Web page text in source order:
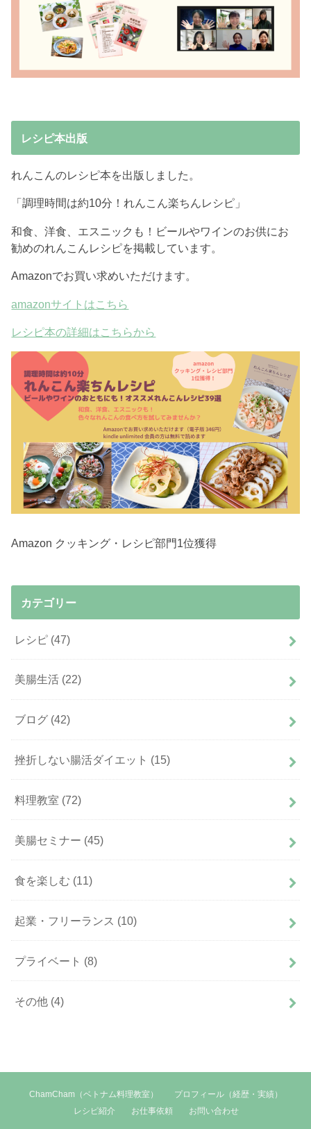
レシピ本出版
れんこんのレシピ本を出版しました。
「調理時間は約10分！れんこん楽ちんレシピ」
和食、洋食、エスニックも！ビールやワインのお供にお
勧めのれんこんレシピを掲載しています。
Amazonでお買い求めいただけます。
amazonサイトはこちら
レシピ本の詳細はこちらから
Amazon クッキング・レシピ部門1位獲得
カテゴリー
レシピ (47)
美腸生活 (22)
ブログ (42)
挫折しない腸活ダイエット (15)
料理教室 (72)
美腸セミナー (45)
食を楽しむ (11)
起業・フリーランス (10)
プライベート (8)
その他 (4)
ChamCham（ベトナム料理教室）
プロフィール（経歴・実績）
レシピ紹介
お仕事依頼 お問い合わせ